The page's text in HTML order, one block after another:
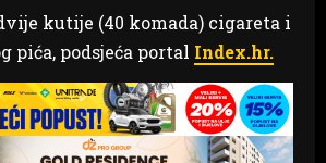
kutije (40 komada) cigareta i
pića, podsjeća portal Index.hr.